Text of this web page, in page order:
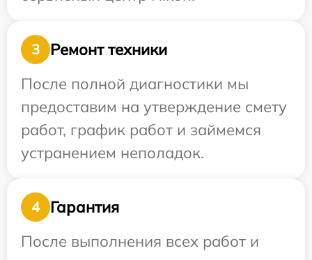
3
Ремонт техники
После полной диагностики мы
предоставим на утверждение смету
работ, график работ и займемся
устранением неполадок.
4
Гарантия
После выполнения всех работ и